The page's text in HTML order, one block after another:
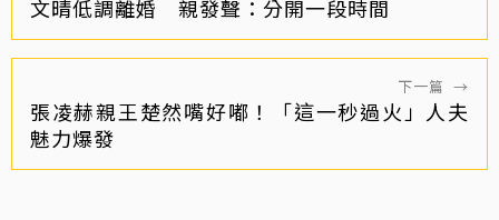
文晴低調離婚 親發聲：分開一段時間
下一篇 →
張凌赫親王楚然嘴好嘟！「這一秒過火」人夫
魅力爆發